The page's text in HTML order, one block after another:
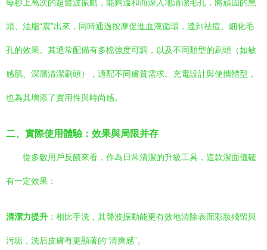
每秒上萬次的超聲波振動，能夠溫和而深入地清潔毛孔，將頑固的黑
頭、油脂“震”出來，同時通過按摩促進血液循環，達到祛痘、細化毛
孔的效果。其通常配備有多檔強度可調，以及不同類型的刷頭（如敏
感肌、深層清潔刷頭），適配不同膚質需求。充電設計與便攜體型，
也為其增添了實用性與時尚感。
二、實際使用體驗：效果與局限并存
從多數用戶反饋來看，作為日常清潔的升級工具，這款潔面儀確
有一定效果：
清潔力提升 ：相比手洗，其聲波振動能更有效地清除表面彩妝殘留與
污垢，洗后皮膚有更顯著的“清爽感”。